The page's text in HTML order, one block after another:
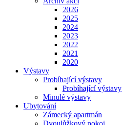
2026
2025
2024
2023
2022
2021
2020
Výstavy
Probíhající výstavy
Probíhající výstavy
Minulé výstavy
Ubytování
Zámecký apartmán
Dvoulůžkový pokoj